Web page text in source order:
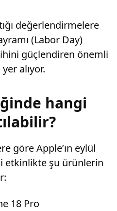
değerlendirmelere
(Labor Day)
güçlendiren önemli
alıyor.
hangi
göre Apple’ın eylül
etkinlikte şu ürünlerin
18 Pro